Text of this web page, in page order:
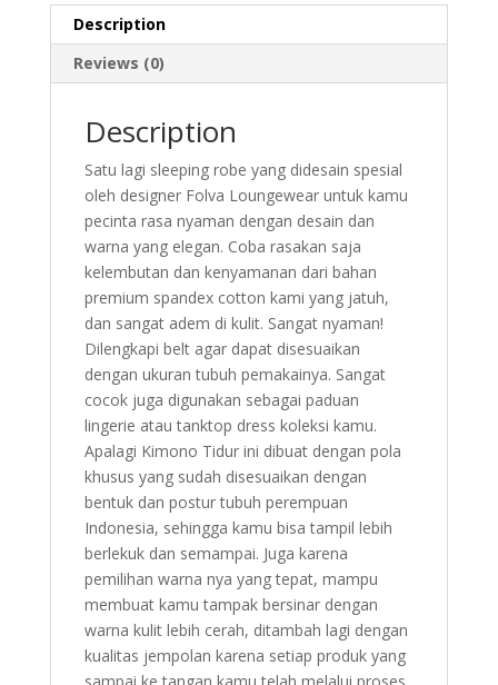
size
1248GKIM
Description
Reviews (0)
Description
Satu lagi sleeping robe yang didesain spesial
oleh designer Folva Loungewear untuk kamu
pecinta rasa nyaman dengan desain dan
warna yang elegan. Coba rasakan saja
kelembutan dan kenyamanan dari bahan
premium spandex cotton kami yang jatuh,
dan sangat adem di kulit. Sangat nyaman!
Dilengkapi belt agar dapat disesuaikan
dengan ukuran tubuh pemakainya. Sangat
cocok juga digunakan sebagai paduan
lingerie atau tanktop dress koleksi kamu.
Apalagi Kimono Tidur ini dibuat dengan pola
khusus yang sudah disesuaikan dengan
bentuk dan postur tubuh perempuan
Indonesia, sehingga kamu bisa tampil lebih
berlekuk dan semampai. Juga karena
pemilihan warna nya yang tepat, mampu
membuat kamu tampak bersinar dengan
warna kulit lebih cerah, ditambah lagi dengan
kualitas jempolan karena setiap produk yang